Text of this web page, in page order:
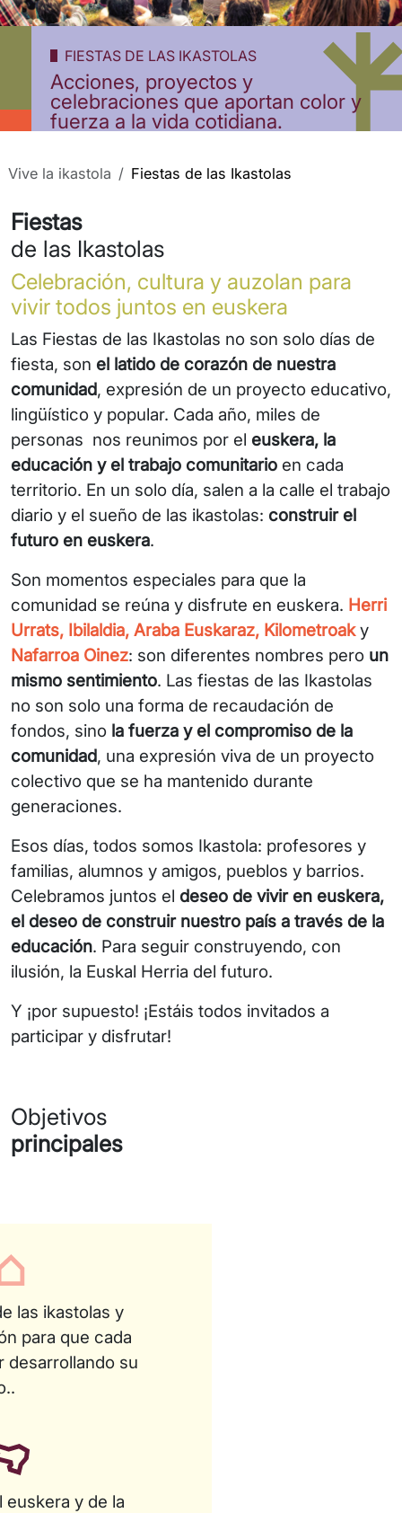
FIESTAS DE LAS IKASTOLAS
Acciones, proyectos y
celebraciones que aportan color y
fuerza a la vida cotidiana.
Vive la ikastola Fiestas de las Ikastolas
Fiestas
de las Ikastolas
Celebración, cultura y auzolan para
vivir todos juntos en euskera
Las Fiestas de las Ikastolas no son solo días de
fiesta, son el latido de corazón de nuestra
comunidad, expresión de un proyecto educativo,
lingüístico y popular. Cada año, miles de
personas nos reunimos por el euskera, la
educación y el trabajo comunitario en cada
territorio. En un solo día, salen a la calle el trabajo
diario y el sueño de las ikastolas: construir el
futuro en euskera.
Son momentos especiales para que la
comunidad se reúna y disfrute en euskera. Herri
Urrats, Ibilaldia, Araba Euskaraz, Kilometroaky
Nafarroa Oinez: son diferentes nombres pero un
mismo sentimiento. Las fiestas de las Ikastolas
no son solo una forma de recaudación de
fondos, sino la fuerza y el compromiso de la
comunidad, una expresión viva de un proyecto
colectivo que se ha mantenido durante
generaciones.
Esos días, todos somos Ikastola: profesores y
familias, alumnos y amigos, pueblos y barrios.
Celebramos juntos el deseo de vivir en euskera,
el deseo de construir nuestro país a través de la
educación. Para seguir construyendo, con
ilusión, la Euskal Herria del futuro.
Y ¡por supuesto! ¡Estáis todos invitados a
participar y disfrutar!
Objetivos
principales
las ikastolas y
para que cada
desarrollando su
euskera y de la